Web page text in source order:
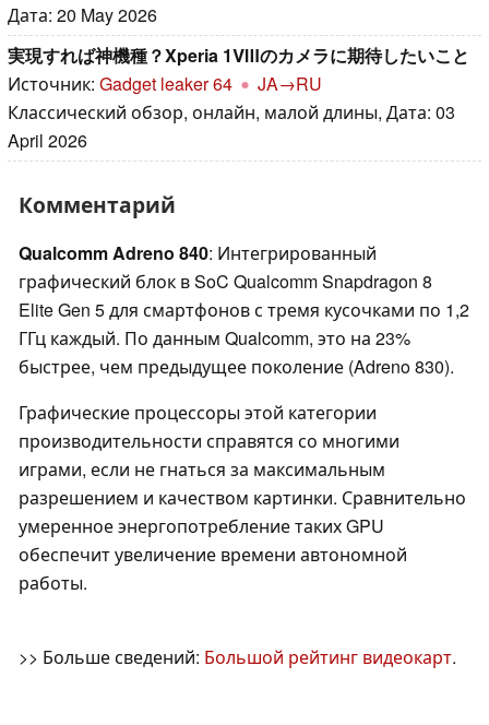
Дата: 20 May 2026
実現すれば神機種？Xperia 1Ⅷのカメラに期待したいこと
Источник: Gadget leaker 64
JA→RU
Классический обзор, онлайн, малой длины, Дата: 03
April 2026
Комментарий
Qualcomm Adreno 840: Интегрированный
графический блок в SoC Qualcomm Snapdragon 8
Elite Gen 5 для смартфонов с тремя кусочками по 1,2
ГГц каждый. По данным Qualcomm, это на 23%
быстрее, чем предыдущее поколение (Adreno 830).
Графические процессоры этой категории
производительности справятся со многими
играми, если не гнаться за максимальным
разрешением и качеством картинки. Сравнительно
умеренное энергопотребление таких GPU
обеспечит увеличение времени автономной
работы.
>> Больше сведений: Большой рейтинг видеокарт.